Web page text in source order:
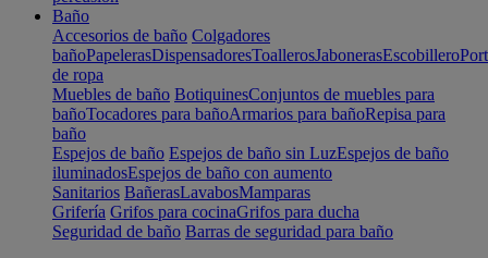
Baño
Accesorios de baño Colgadores
bañoPapelerasDispensadoresToallerosJabonerasEscobillero
de ropa
Muebles de baño BotiquinesConjuntos de muebles para
bañoTocadores para bañoArmarios para bañoRepisa para
baño
Espejos de baño Espejos de baño sin LuzEspejos de baño
iluminadosEspejos de baño con aumento
Sanitarios BañerasLavabosMamparas
Grifería Grifos para cocinaGrifos para ducha
Seguridad de baño Barras de seguridad para baño